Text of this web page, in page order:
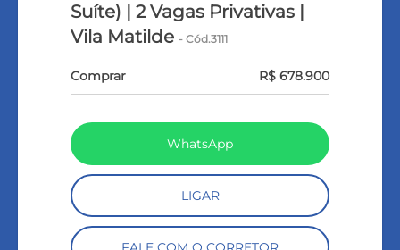
Suíte) | 2 Vagas Privativas |
Vila Matilde- Cód.3111
Comprar R$ 678.900
WhatsApp
LIGAR